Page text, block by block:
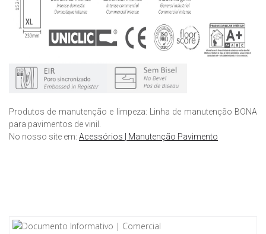
Produtos de manutenção e limpeza: Linha de manutenção BONA
para pavimentos de vinil.
No nosso site em: Acessórios | Manutenção Pavimento